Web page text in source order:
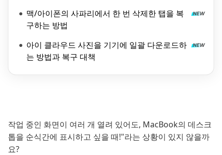
맥/아이폰의 사파리에서 한 번 삭제한 탭을 복
구하는 방법
아이 클라우드 사진을 기기에 일괄 다운로드하
는 방법과 복구 대책
작업 중인 화면이 여러 개 열려 있어도, MacBook의 데스크
톱을 순식간에 표시하고 싶을 때!"라는 상황이 있지 않을까
요?